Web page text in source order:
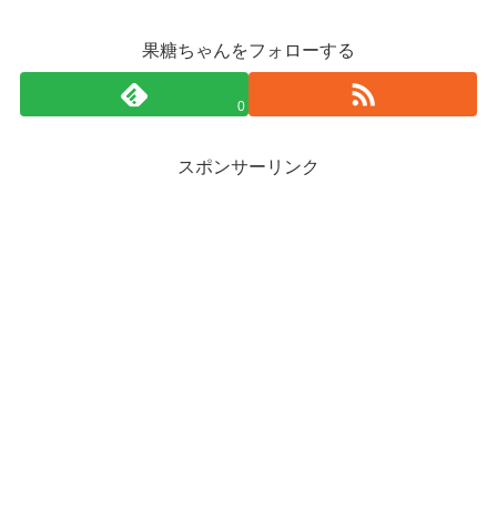
果糖ちゃんをフォローする
0
スポンサーリンク